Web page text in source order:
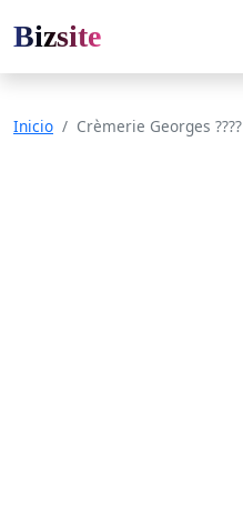
Bizsite
Inicio Crèmerie Georges ????